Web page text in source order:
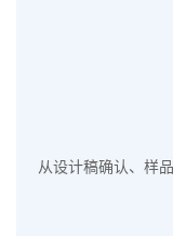
从设计稿确认、样